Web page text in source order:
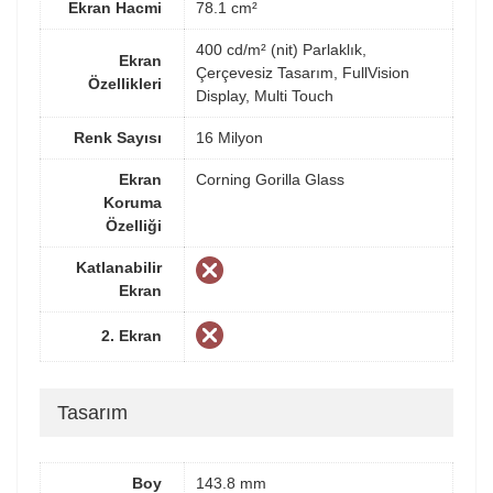
Ekran Hacmi 78.1 cm²
Ekran
Özellikleri
400 cd/m² (nit) Parlaklık,
Çerçevesiz Tasarım, FullVision
Display, Multi Touch
Renk Sayısı 16 Milyon
Ekran
Koruma
Özelliği
Corning Gorilla Glass
Katlanabilir
Ekran
2. Ekran
Tasarım
Boy 143.8 mm